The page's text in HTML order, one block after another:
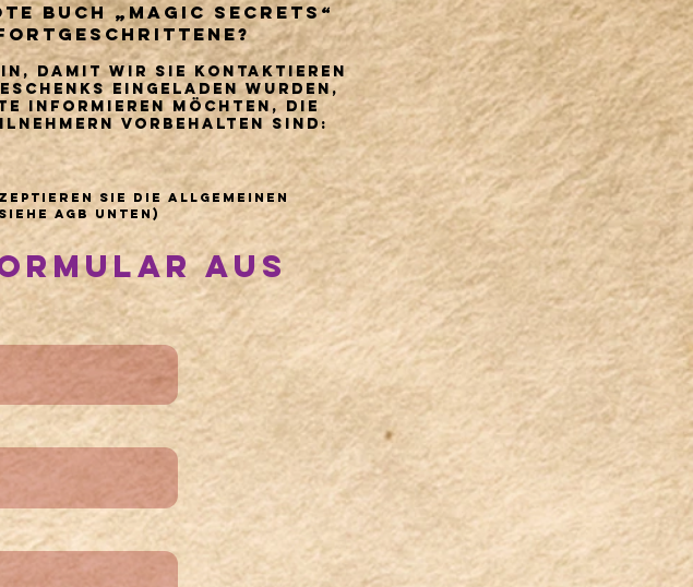
Buch „Magic Secrets“
damit wir Sie kontaktieren
eingeladen wurden,
informieren möchten, die
vorbehalten sind:
Sie die Allgemeinen
AGB unten)
aus